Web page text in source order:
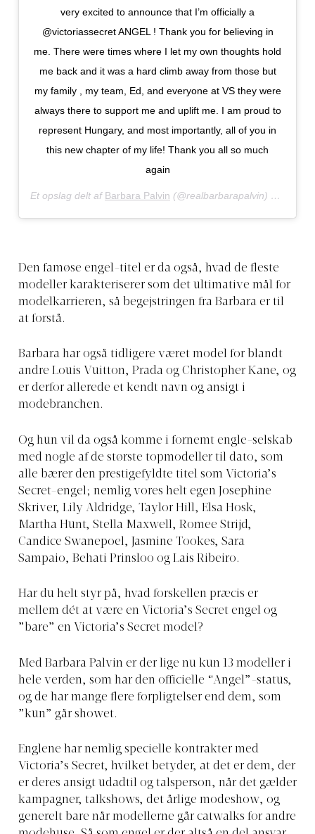
very excited to announce that I’m officially a
@victoriassecret ANGEL ! Thank you for believing in
me. There were times where I let my own thoughts hold
me back and it was a hard climb away from those but
my family , my team, Ed, and everyone at VS they were
always there to support me and uplift me. I am proud to
represent Hungary, and most importantly, all of you in
this new chapter of my life! Thank you all so much
again
Et opslag delt af Barbara Palvin (@realbarbarapalvin) den
Den famøse engel-titel er da også, hvad de fleste
modeller karakteriserer som det ultimative mål for
modelkarrieren, så begejstringen fra Barbara er til
at forstå.
Barbara har også tidligere været model for blandt
andre Louis Vuitton, Prada og Christopher Kane, og
er derfor allerede et kendt navn og ansigt i
modebranchen.
Og hun vil da også komme i fornemt engle-selskab
med nogle af de største topmodeller til dato, som
alle bærer den prestigefyldte titel som Victoria’s
Secret-engel; nemlig vores helt egen Josephine
Skriver, Lily Aldridge, Taylor Hill, Elsa Hosk,
Martha Hunt, Stella Maxwell, Romee Strijd,
Candice Swanepoel, Jasmine Tookes, Sara
Sampaio, Behati Prinsloo og Lais Ribeiro.
Har du helt styr på, hvad forskellen præcis er
mellem dét at være en Victoria’s Secret engel og
”bare” en Victoria’s Secret model?
Med Barbara Palvin er der lige nu kun 13 modeller i
hele verden, som har den officielle “Angel”-status,
og de har mange flere forpligtelser end dem, som
”kun” går showet.
Englene har nemlig specielle kontrakter med
Victoria’s Secret, hvilket betyder, at det er dem, der
er deres ansigt udadtil og talsperson, når det gælder
kampagner, talkshows, det årlige modeshow, og
generelt bare når modellerne går catwalks for andre